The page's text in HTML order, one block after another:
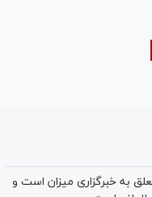
به خبرگزاری میزان است و